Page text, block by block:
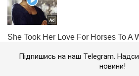
Підпишись на наш Telegram.
новини!